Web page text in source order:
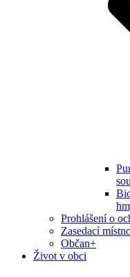
Prohlášení o
Zasedací
Občan+
Život v obci